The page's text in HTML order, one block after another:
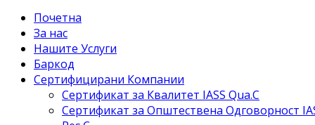
Почетна
За нас
Нашите Услуги
Баркод
Сертифицирани Компании
Сертификат за Квалитет IASS Qua.C
Сертификат за Општествена Одговорност